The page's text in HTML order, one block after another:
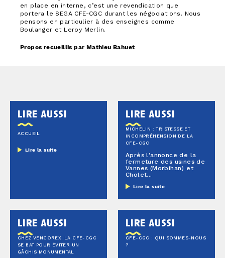
en place en interne, c’est une revendication que
portera le SEGA CFE-CGC durant les négociations. Nous
pensons en particulier à des enseignes comme
Boulanger et Leroy Merlin.
Propos recueillis par Mathieu Bahuet
lire aussi
ACCUEIL
Lire la suite
lire aussi
MICHELIN : TRISTESSE ET
INCOMPRÉHENSION DE LA
CFE-CGC
Après l’annonce de la
fermeture des usines de
Vannes (Morbihan) et
Cholet...
Lire la suite
lire aussi
CHEZ VENCOREX, LA CFE-CGC
SE BAT POUR ÉVITER UN
GÂCHIS MONUMENTAL
lire aussi
CFE-CGC : QUI SOMMES-NOUS
?